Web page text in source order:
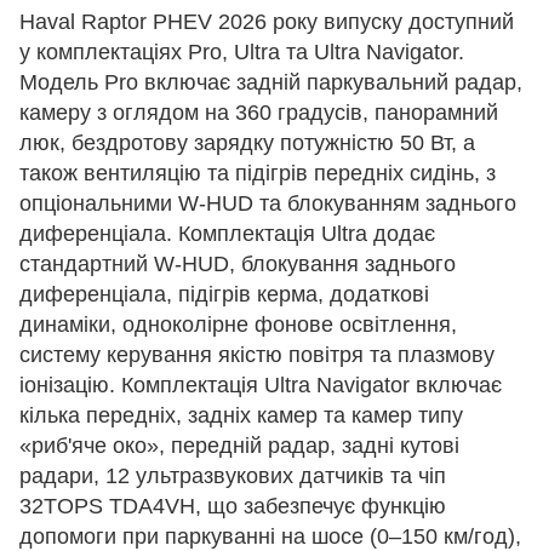
Haval Raptor PHEV 2026 року випуску доступний
у комплектаціях Pro, Ultra та Ultra Navigator.
Модель Pro включає задній паркувальний радар,
камеру з оглядом на 360 градусів, панорамний
люк, бездротову зарядку потужністю 50 Вт, а
також вентиляцію та підігрів передніх сидінь, з
опціональними W-HUD та блокуванням заднього
диференціала. Комплектація Ultra додає
стандартний W-HUD, блокування заднього
диференціала, підігрів керма, додаткові
динаміки, одноколірне фонове освітлення,
систему керування якістю повітря та плазмову
іонізацію. Комплектація Ultra Navigator включає
кілька передніх, задніх камер та камер типу
«риб'яче око», передній радар, задні кутові
радари, 12 ультразвукових датчиків та чіп
32TOPS TDA4VH, що забезпечує функцію
допомоги при паркуванні на шосе (0–150 км/год),